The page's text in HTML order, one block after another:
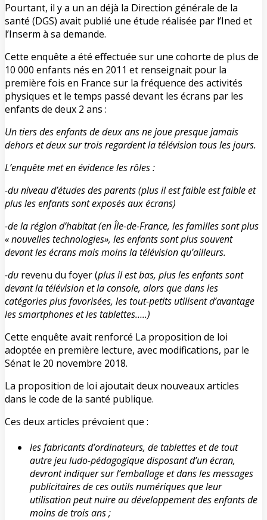
Pourtant, il y a un an déjà la Direction générale de la
santé (DGS) avait publié une étude réalisée par l’Ined et
l’Inserm à sa demande.
Cette enquête a été effectuée sur une cohorte de plus de
10 000 enfants nés en 2011 et renseignait pour la
première fois en France sur la fréquence des activités
physiques et le temps passé devant les écrans par les
enfants de deux 2 ans :
Un tiers des enfants de deux ans ne joue presque jamais
dehors et deux sur trois regardent la télévision tous les jours.
L’enquête met en évidence les rôles :
-du niveau d’études des parents (plus il est faible est faible et
plus les enfants sont exposés aux écrans)
-de la région d’habitat (en Île-de-France, les familles sont plus
« nouvelles technologies», les enfants sont plus souvent
devant les écrans mais moins la télévision qu’ailleurs.
-du revenu du foyer (plus il est bas, plus les enfants sont
devant la télévision et la console, alors quedans les
catégories plus favorisées, les tout-petits utilisent d’avantage
les smartphones et les tablettes…..)
Cette enquête avait renforcé La proposition de loi
adoptée en première lecture, avec modifications, par le
Sénat le 20 novembre 2018.
La proposition de loi ajoutait deux nouveaux articles
dans le code de la santé publique.
Ces deux articles prévoient que :
les fabricants d’ordinateurs, de tablettes et de tout
autre jeu ludo-pédagogique disposant d’un écran,
devront indiquer sur l’emballage et dans les messages
publicitaires de ces outils numériques que leur
utilisation peut nuire au développement des enfants de
moins de trois ans ;